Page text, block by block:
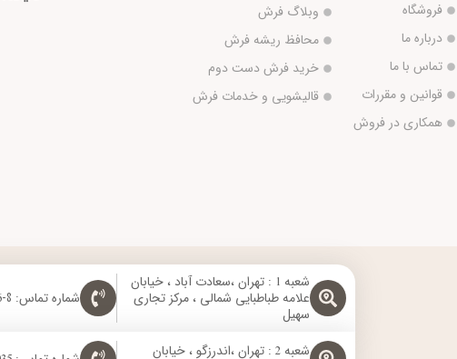
فروشگاه
درباره ما
تماس با ما
قوانین و مقررات
همکاری در فروش
وبلاگ فرش
محافظ ریشه فرش
خرید فرش دست دوم
قالیشویی و خدمات فرش
شعبه 1 : تهران ،سعادت آباد ، خیابان
علامه طباطبایی شمالی ، مرکز تجاری
سهیل
شماره تماس: 8-22073336-021
شعبه 2 : تهران ،اندرزگو ، خیابان